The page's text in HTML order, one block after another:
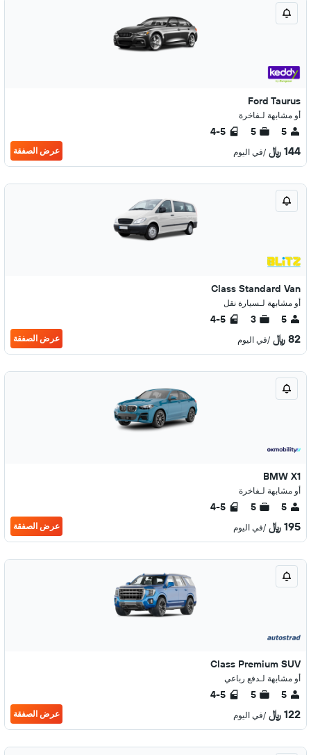
Ford Taurus
أو مشابهة لـفاخرة
5
5
4-5
144 ﷼ /في اليوم عرض الصفقة
Class Standard Van
أو مشابهة لـسيارة نقل
5
3
4-5
82 ﷼ /في اليوم عرض الصفقة
BMW X1
أو مشابهة لـفاخرة
5
5
4-5
195 ﷼ /في اليوم عرض الصفقة
Class Premium SUV
أو مشابهة لـدفع رباعي
5
5
4-5
122 ﷼ /في اليوم عرض الصفقة